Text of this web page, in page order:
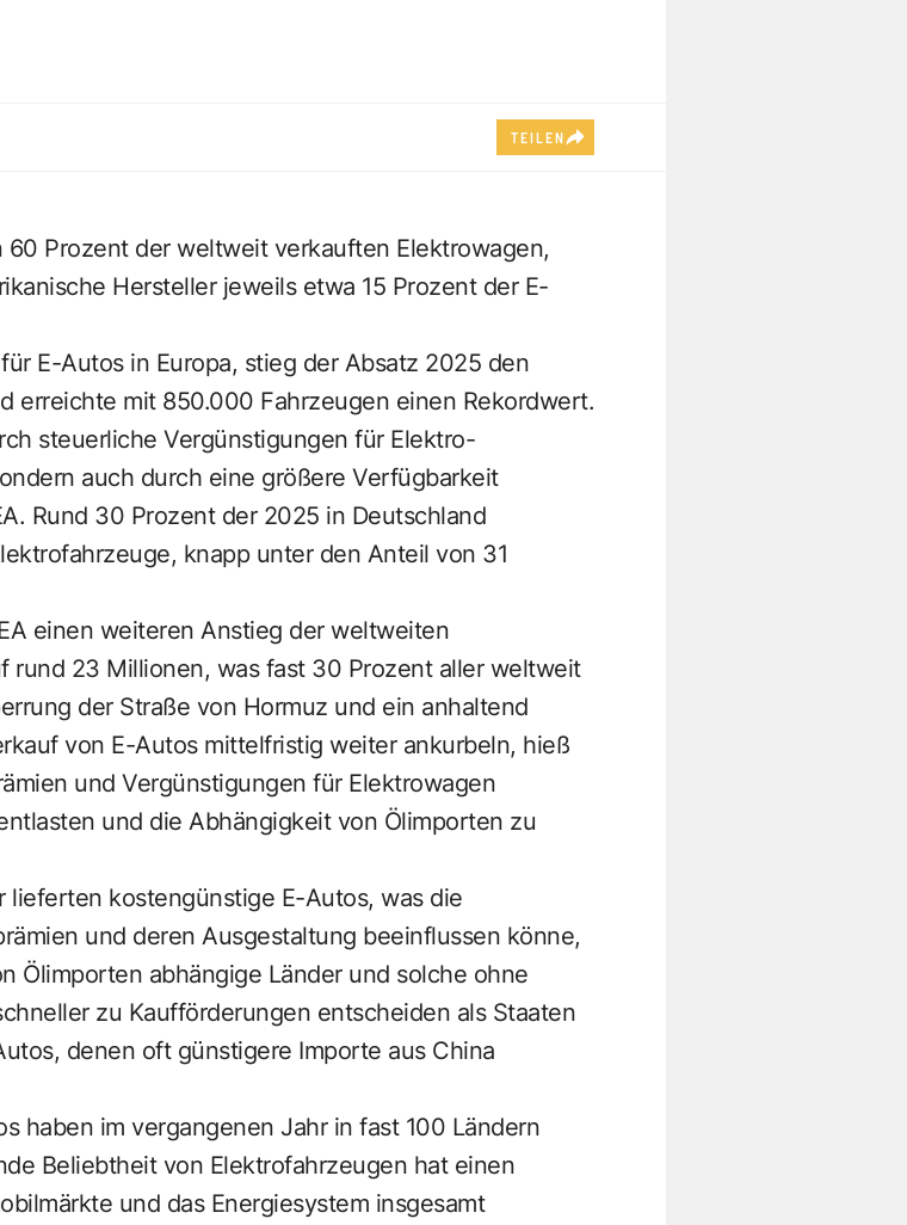
TEILEN
Prozent der weltweit verkauften Elektrowagen,
Hersteller jeweils etwa 15 Prozent der E-
E-Autos in Europa, stieg der Absatz 2025 den
erreichte mit 850.000 Fahrzeugen einen Rekordwert.
steuerliche Vergünstigungen für Elektro-
auch durch eine größere Verfügbarkeit
Rund 30 Prozent der 2025 in Deutschland
knapp unter den Anteil von 31
einen weiteren Anstieg der weltweiten
rund 23 Millionen, was fast 30 Prozent aller weltweit
der Straße von Hormuz und ein anhaltend
von E-Autos mittelfristig weiter ankurbeln, hieß
und Vergünstigungen für Elektrowagen
und die Abhängigkeit von Ölimporten zu
lieferten kostengünstige E-Autos, was die
und deren Ausgestaltung beeinflussen könne,
Ölimporten abhängige Länder und solche ohne
zu Kaufförderungen entscheiden als Staaten
denen oft günstigere Importe aus China
haben im vergangenen Jahr in fast 100 Ländern
Beliebtheit von Elektrofahrzeugen hat einen
und das Energiesystem insgesamt